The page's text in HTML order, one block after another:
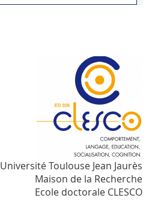
Université Toulouse Jean Jaurès
Maison de la Recherche
Ecole doctorale CLESCO